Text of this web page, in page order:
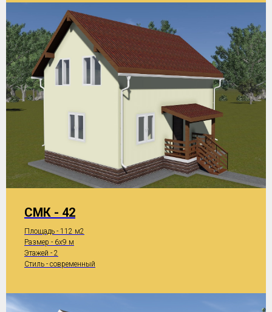
СМК - 42
Площадь - 112 м2
Размер - 6x9 м
Этажей - 2
Стиль - современный